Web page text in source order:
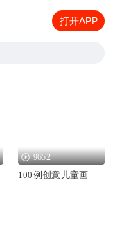
打开APP
9652
100例创意儿童画